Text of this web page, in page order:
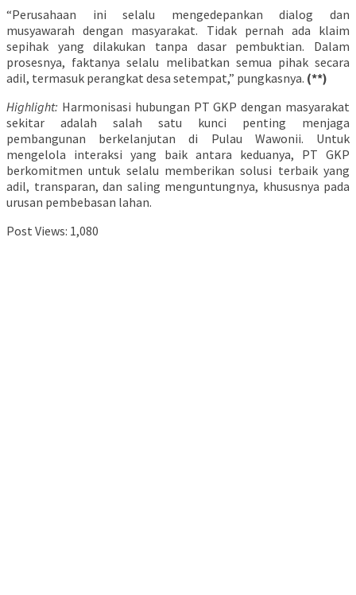
“Perusahaan ini selalu mengedepankan dialog dan
musyawarah dengan masyarakat. Tidak pernah ada klaim
sepihak yang dilakukan tanpa dasar pembuktian. Dalam
prosesnya, faktanya selalu melibatkan semua pihak secara
adil, termasuk perangkat desa setempat,” pungkasnya. (**)
Highlight: Harmonisasi hubungan PT GKP dengan masyarakat
sekitar adalah salah satu kunci penting menjaga
pembangunan berkelanjutan di Pulau Wawonii. Untuk
mengelola interaksi yang baik antara keduanya, PT GKP
berkomitmen untuk selalu memberikan solusi terbaik yang
adil, transparan, dan saling menguntungnya, khususnya pada
urusan pembebasan lahan.
Post Views: 1,080